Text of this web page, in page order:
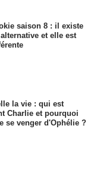
saison 8 : il existe
et elle est
la vie : qui est
Charlie et pourquoi
se venger d'Ophélie ?